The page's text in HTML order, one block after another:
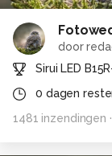
door
Sirui LED
0 dagen
1481 inzendingen